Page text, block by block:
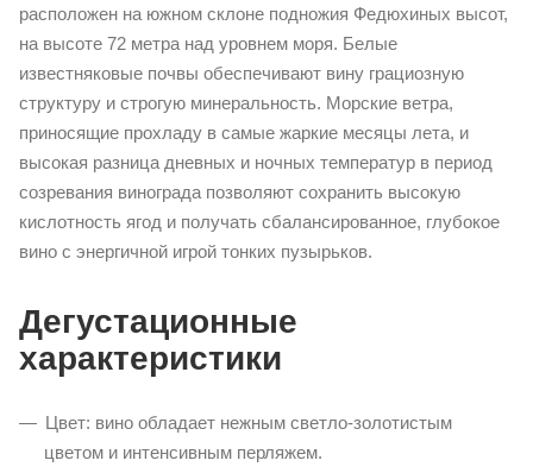
расположен на южном склоне подножия Федюхиных высот,
на высоте 72 метра над уровнем моря. Белые
известняковые почвы обеспечивают вину грациозную
структуру и строгую минеральность. Морские ветра,
приносящие прохладу в самые жаркие месяцы лета, и
высокая разница дневных и ночных температур в период
созревания винограда позволяют сохранить высокую
кислотность ягод и получать сбалансированное, глубокое
вино c энергичной игрой тонких пузырьков.
Дегустационные
характеристики
Цвет: вино обладает нежным светло-золотистым
цветом и интенсивным перляжем.